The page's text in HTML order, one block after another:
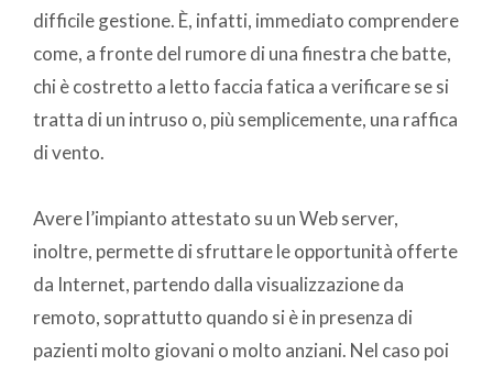
difficile gestione. È, infatti, immediato comprendere
come, a fronte del rumore di una finestra che batte,
chi è costretto a letto faccia fatica a verificare se si
tratta di un intruso o, più semplicemente, una raffica
di vento.
Avere l’impianto attestato su un Web server,
inoltre, permette di sfruttare le opportunità offerte
da Internet, partendo dalla visualizzazione da
remoto, soprattutto quando si è in presenza di
pazienti molto giovani o molto anziani. Nel caso poi